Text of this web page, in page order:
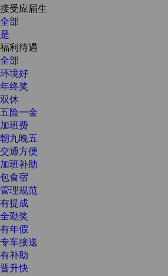
接受应届生
全部
是
福利待遇
全部
环境好
年终奖
双休
五险一金
加班费
朝九晚五
交通方便
加班补助
包食宿
管理规范
有提成
全勤奖
有年假
专车接送
有补助
晋升快